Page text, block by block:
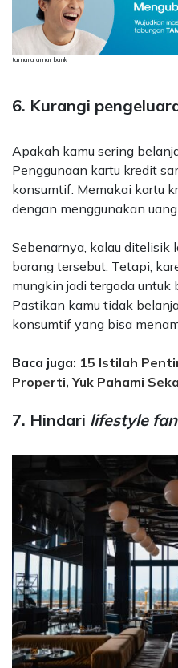
tamara amar bank
6. Kurangi
Apakah kamu sering
Penggunaan kartu kredit
konsumtif. Memakai kartu
dengan menggunakan
Sebenarnya, kalau ditelisik
barang tersebut. Tetapi,
mungkin jadi tergoda untuk
Pastikan kamu tidak
konsumtif yang bisa
Baca juga: 15 Istilah
Properti, Yuk Pahami
7. Hindari lifestyle